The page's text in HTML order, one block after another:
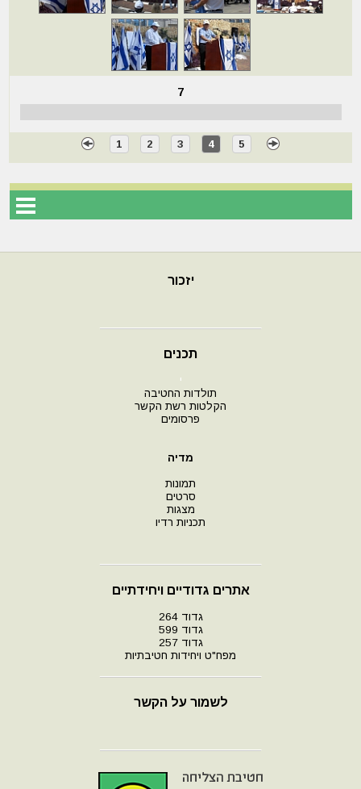
7
1 2 3 4 5
יזכור
תכנים
י
תולדות החטיבה
הקלטות רשת הקשר
פרסומים
מדיה
תמונות
סרטים
מצגות
תכניות רדיו
אתרים גדודיים ויחידתיים
גדוד 264
גדוד 599
גדוד 257
מפח"ט ויחידות חטיבתיות
לשמור על הקשר